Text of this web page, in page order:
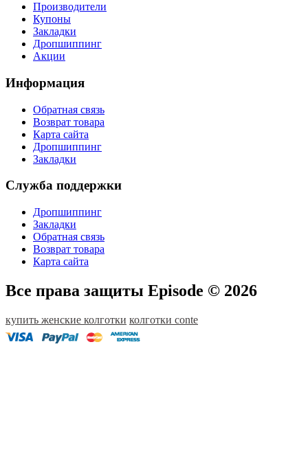
Производители
Купоны
Закладки
Дропшиппинг
Акции
Информация
Обратная связь
Возврат товара
Карта сайта
Дропшиппинг
Закладки
Служба поддержки
Дропшиппинг
Закладки
Обратная связь
Возврат товара
Карта сайта
Все права защиты Episode © 2026
купить женские колготки колготки conte